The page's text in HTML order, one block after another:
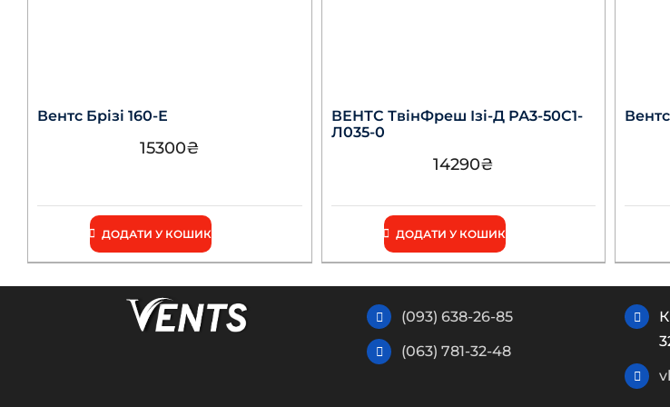
Вентс Брізі 160-Е
15300₴
ДОДАТИ У КОШИК
ВЕНТС ТвінФреш Ізі-Д РА3-50С1-
Л035-0
14290₴
ДОДАТИ У КОШИК
(093) 638-26-85
(063) 781-32-48